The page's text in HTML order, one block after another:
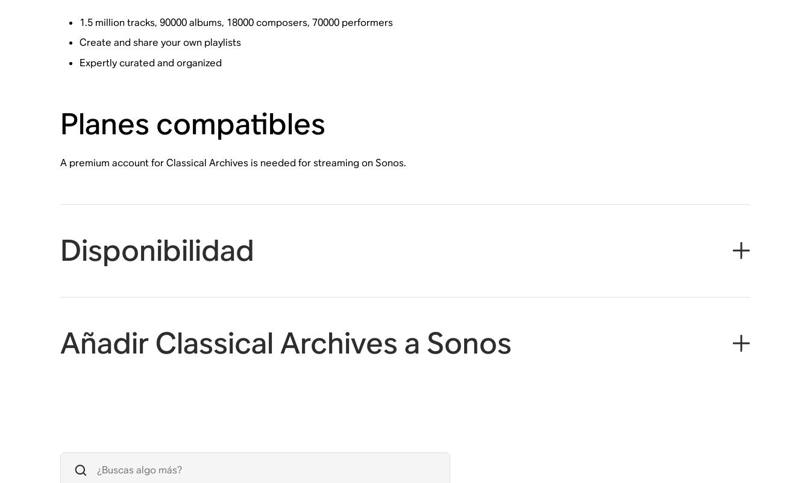
1.5 million tracks, 90000 albums, 18000 composers, 70000 performers
Create and share your own playlists
Expertly curated and organized
Planes compatibles
A premium account for Classical Archives is needed for streaming on Sonos.
Disponibilidad
Añadir Classical Archives a Sonos